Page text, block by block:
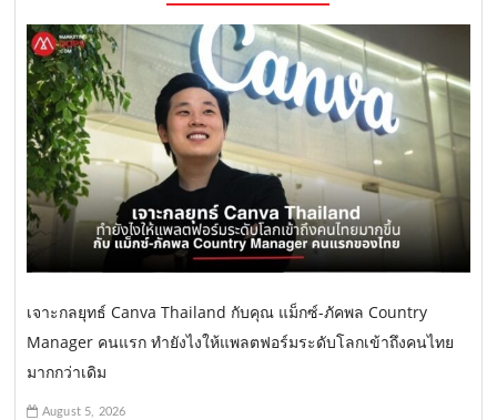
เจาะกลยุทธ์ Canva Thailand กับคุณ แม็กซ์-ภัคพล Country
Manager คนแรก ทำยังไงให้แพลตฟอร์มระดับโลกเข้าถึงคนไทย
มากกว่าเดิม
August 5, 2026